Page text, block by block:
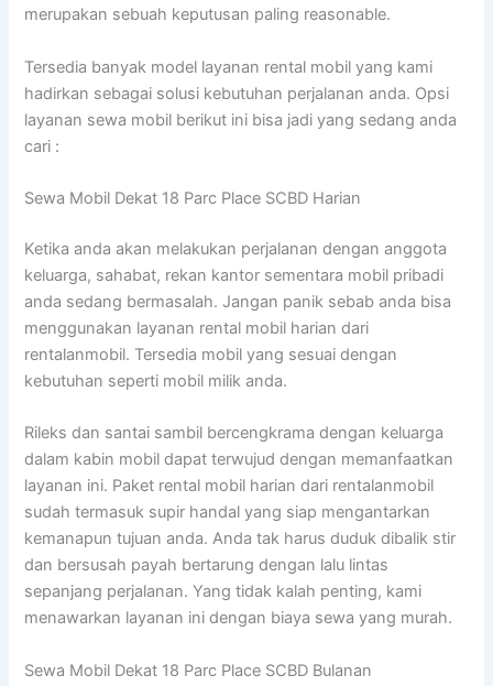
merupakan sebuah keputusan paling reasonable.
Tersedia banyak model layanan rental mobil yang kami
hadirkan sebagai solusi kebutuhan perjalanan anda. Opsi
layanan sewa mobil berikut ini bisa jadi yang sedang anda
cari :
Sewa Mobil Dekat 18 Parc Place SCBD Harian
Ketika anda akan melakukan perjalanan dengan anggota
keluarga, sahabat, rekan kantor sementara mobil pribadi
anda sedang bermasalah. Jangan panik sebab anda bisa
menggunakan layanan rental mobil harian dari
rentalanmobil. Tersedia mobil yang sesuai dengan
kebutuhan seperti mobil milik anda.
Rileks dan santai sambil bercengkrama dengan keluarga
dalam kabin mobil dapat terwujud dengan memanfaatkan
layanan ini. Paket rental mobil harian dari rentalanmobil
sudah termasuk supir handal yang siap mengantarkan
kemanapun tujuan anda. Anda tak harus duduk dibalik stir
dan bersusah payah bertarung dengan lalu lintas
sepanjang perjalanan. Yang tidak kalah penting, kami
menawarkan layanan ini dengan biaya sewa yang murah.
Sewa Mobil Dekat 18 Parc Place SCBD Bulanan